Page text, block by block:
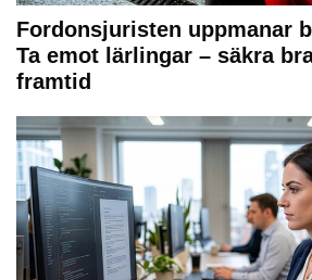
Fordonsjuristen uppmanar
Ta emot lärlingar – säkra
framtid